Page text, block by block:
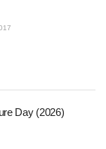
Day (2026)